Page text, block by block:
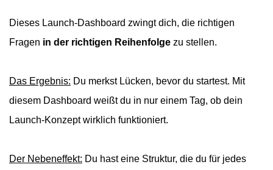
Dieses Launch-Dashboard zwingt dich, die richtigen
Fragen in der richtigen Reihenfolge zu stellen.
Das Ergebnis: Du merkst Lücken, bevor du startest. Mit
diesem Dashboard weißt du in nur einem Tag, ob dein
Launch-Konzept wirklich funktioniert.
Der Nebeneffekt: Du hast eine Struktur, die du für jedes